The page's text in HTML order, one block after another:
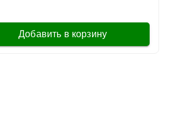
Добавить в корзину
Добавить в корзину